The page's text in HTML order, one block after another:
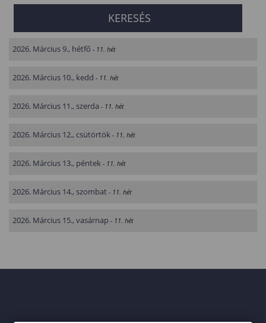
2026. Március 9., hétfő - 11. hét
2026. Március 10., kedd - 11. hét
2026. Március 11., szerda - 11. hét
2026. Március 12., csütörtök - 11. hét
2026. Március 13., péntek - 11. hét
2026. Március 14., szombat - 11. hét
2026. Március 15., vasárnap - 11. hét